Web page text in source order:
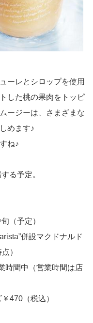
ーレとシロップを使用
した桃の果肉をトッピ
ージーは、さまざまな
めます♪
ね♪
る予定。
（予定）
併設マクドナルド
）
時間中（営業時間は店
470（税込）